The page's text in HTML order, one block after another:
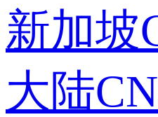
新加坡
大陆